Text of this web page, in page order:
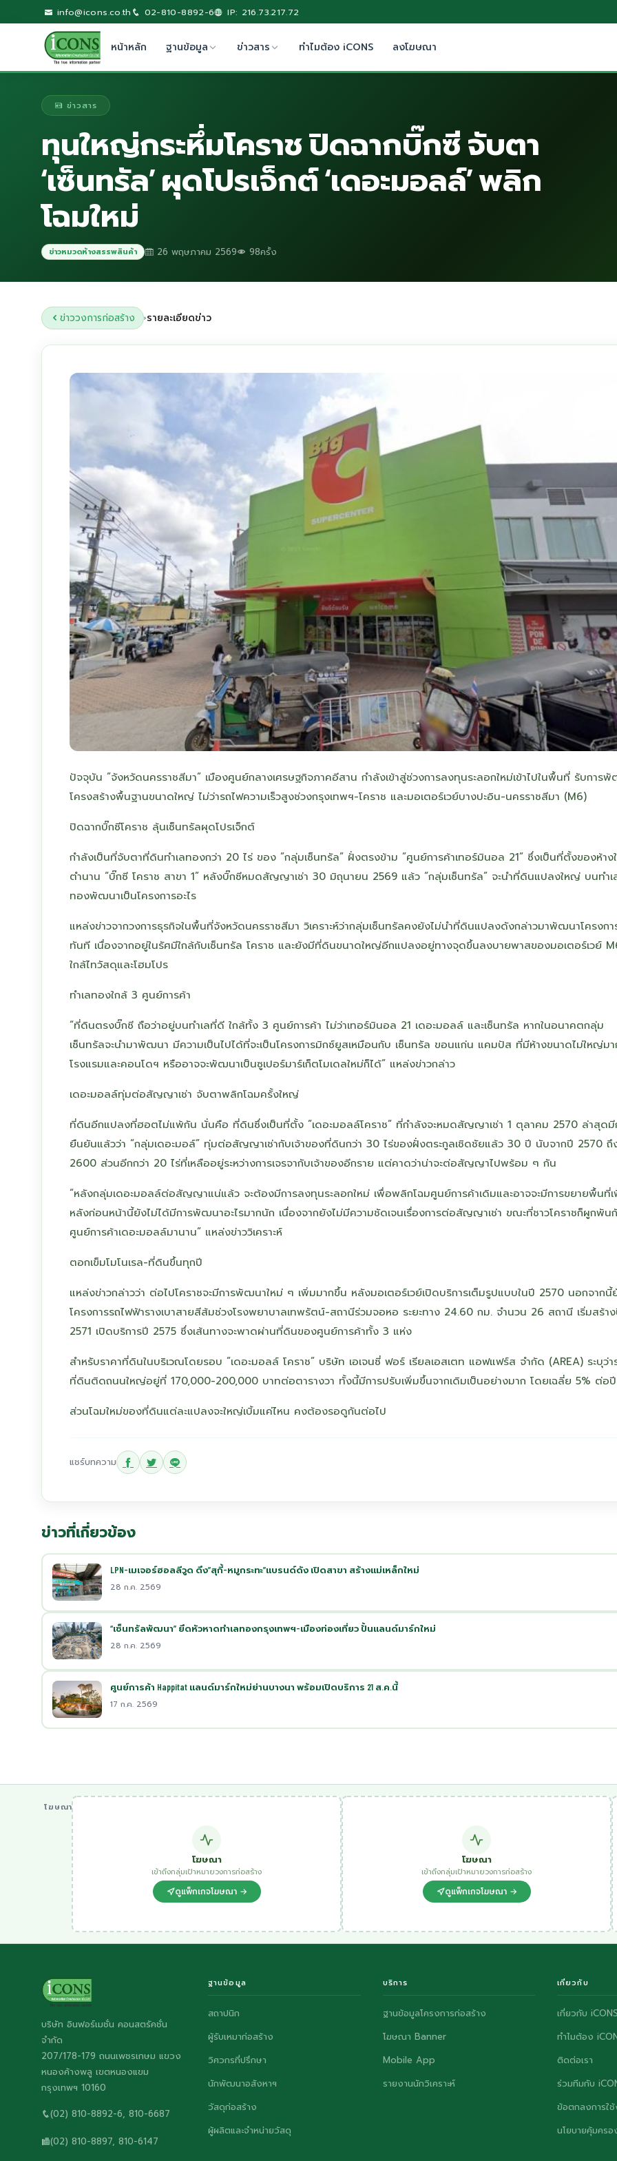
info@icons.co.th 02-810-8892-6 IP: 216.73.217.72
หน้าหลัก ฐานข้อมูล ข่าวสาร ทำไมต้อง iCONS ลงโฆษณา
ข่าวสาร
ทุนใหญ่กระหึ่มโคราช ปิดฉากบิ๊กซี จับตา
‘เซ็นทรัล’ ผุดโปรเจ็กต์ ‘เดอะมอลล์’ พลิก
โฉมใหม่
ข่าวหมวดห้างสรรพสินค้า 26 พฤษภาคม 2569 98ครั้ง
ข่าววงการก่อสร้าง ›รายละเอียดข่าว
ปัจจุบัน ”จังหวัดนครราชสีมา” เมืองศูนย์กลางเศรษฐกิจภาคอีสาน กำลังเข้าสู่ช่วงการลงทุนระลอกใหม่เข้าไปในพื้นที่ รับการ
โครงสร้างพื้นฐานขนาดใหญ่ ไม่ว่ารถไฟความเร็วสูงช่วงกรุงเทพฯ-โคราช และมอเตอร์เวย์บางปะอิน-นครราชสีมา (M6)
ปิดฉากบิ๊กซีโคราช ลุ้นเซ็นทรัลผุดโปรเจ็กต์
กำลังเป็นที่จับตาที่ดินทำเลทองกว่า 20 ไร่ ของ ”กลุ่มเซ็นทรัล” ฝั่งตรงข้าม ”ศูนย์การค้าเทอร์มินอล 21” ซึ่งเป็นที่ตั้งของห้าง
ตำนาน “บิ๊กซี โคราช สาขา 1” หลังบิ๊กซีหมดสัญญาเช่า 30 มิถุนายน 2569 แล้ว “กลุ่มเซ็นทรัล” จะนำที่ดินแปลงใหญ่ บนทำเ
ทองพัฒนาเป็นโครงการอะไร
แหล่งข่าวจากวงการธุรกิจในพื้นที่จังหวัดนครราชสีมา วิเคราะห์ว่ากลุ่มเซ็นทรัลคงยังไม่นำที่ดินแปลงดังกล่าวมาพัฒนาโครงกา
ทันที เนื่องจากอยู่ในรัศมีใกล้กับเซ็นทรัล โคราช และยังมีที่ดินขนาดใหญ่อีกแปลงอยู่ทางจุดขึ้นลงบายพาสของมอเตอร์เวย์
ใกล้ไทวัสดุและโฮมโปร
ทำเลทองใกล้ 3 ศูนย์การค้า
“ที่ดินตรงบิ๊กซี ถือว่าอยู่บนทำเลที่ดี ใกล้ทั้ง 3 ศูนย์การค้า ไม่ว่าเทอร์มินอล 21 เดอะมอลล์ และเซ็นทรัล หากในอนาคตกลุ่ม
เซ็นทรัลจะนำมาพัฒนา มีความเป็นไปได้ที่จะเป็นโครงการมิกซ์ยูสเหมือนกับ เซ็นทรัล ขอนแก่น แคมปัส ที่มีห้างขนาดไม่ใหญ่ม
โรงแรมและคอนโดฯ หรืออาจจะพัฒนาเป็นซูเปอร์มาร์เก็ตโมเดลใหม่ก็ได้” แหล่งข่าวกล่าว
เดอะมอลล์ทุ่มต่อสัญญาเช่า จับตาพลิกโฉมครั้งใหญ่
ที่ดินอีกแปลงที่ฮอตไม่แพ้กัน นั่นคือ ที่ดินซึ่งเป็นที่ตั้ง ”เดอะมอลล์โคราช” ที่กำลังจะหมดสัญญาเช่า 1 ตุลาคม 2570 ล่าสุดมี
ยืนยันแล้วว่า “กลุ่มเดอะมอล์” ทุ่มต่อสัญญาเช่ากับเจ้าของที่ดินกว่า 30 ไร่ของฝั่งตระกูลเชิดชัยแล้ว 30 ปี นับจากปี 2570 ถึ
2600 ส่วนอีกกว่า 20 ไร่ที่เหลืออยู่ระหว่างการเจรจากับเจ้าของอีกราย แต่คาดว่าน่าจะต่อสัญญาไปพร้อม ๆ กัน
“หลังกลุ่มเดอะมอลล์ต่อสัญญาแน่แล้ว จะต้องมีการลงทุนระลอกใหม่ เพื่อพลิกโฉมศูนย์การค้าเดิมและอาจจะมีการขยายพื้นที่
หลังก่อนหน้านี้ยังไม่ได้มีการพัฒนาอะไรมากนัก เนื่องจากยังไม่มีความชัดเจนเรื่องการต่อสัญญาเช่า ขณะที่ชาวโคราชก็ผูกพัน
ศูนย์การค้าเดอะมอลล์มานาน” แหล่งข่าววิเคราะห์
ตอกเข็มโมโนเรล-ที่ดินขึ้นทุกปี
แหล่งข่าวกล่าวว่า ต่อไปโคราชจะมีการพัฒนาใหม่ ๆ เพิ่มมากขึ้น หลังมอเตอร์เวย์เปิดบริการเต็มรูปแบบในปี 2570 นอกจากนี้
โครงการรถไฟฟ้ารางเบาสายสีส้มช่วงโรงพยาบาลเทพรัตน์-สถานีร่วมจอหอ ระยะทาง 24.60 กม. จำนวน 26 สถานี เริ่มสร้า
2571 เปิดบริการปี 2575 ซึ่งเส้นทางจะพาดผ่านที่ดินของศูนย์การค้าทั้ง 3 แห่ง
สำหรับราคาที่ดินในบริเวณโดยรอบ ”เดอะมอลล์ โคราช” บริษัท เอเจนซี่ ฟอร์ เรียลเอสเตท แอฟแฟร์ส จำกัด (AREA) ระบุว่า
ที่ดินติดถนนใหญ่อยู่ที่ 170,000-200,000 บาทต่อตารางวา ทั้งนี้มีการปรับเพิ่มขึ้นจากเดิมเป็นอย่างมาก โดยเฉลี่ย 5% ต่อปี
ส่วนโฉมใหม่ของที่ดินแต่ละแปลงจะใหญ่เบิ้มแค่ไหน คงต้องรอดูกันต่อไป
แชร์บทความ
ข่าวที่เกี่ยวข้อง
LPN-เมเจอร์ฮอลลีวูด ดึง”สุกี้-หมูกระทะ”แบรนด์ดัง เปิดสาขา สร้างแม่เหล็กใหม่
28 ก.ค. 2569
“เซ็นทรัลพัฒนา” ยึดหัวหาดทำเลทองกรุงเทพฯ-เมืองท่องเที่ยว ปั้นแลนด์มาร์กใหม่
28 ก.ค. 2569
ศูนย์การค้า Happitat แลนด์มาร์กใหม่ย่านบางนา พร้อมเปิดบริการ 21 ส.ค.นี้
17 ก.ค. 2569
โฆษณา
โฆษณา
เข้าถึงกลุ่มเป้าหมายวงการก่อสร้าง
ดูแพ็กเกจโฆษณา →
โฆษณา
เข้าถึงกลุ่มเป้าหมายวงการก่อสร้าง
ดูแพ็กเกจโฆษณา →
บริษัท อินฟอร์เมชั่น คอนสตรัคชั่น
จำกัด
207/178-179 ถนนเพชรเกษม แขวง
หนองค้างพลู เขตหนองแขม
กรุงเทพฯ 10160
(02) 810-8892-6, 810-6687
(02) 810-8897, 810-6147
ฐานข้อมูล
สถาปนิก
ผู้รับเหมาก่อสร้าง
วิศวกรที่ปรึกษา
นักพัฒนาอสังหาฯ
วัสดุก่อสร้าง
ผู้ผลิตและจำหน่ายวัสดุ
บริการ
ฐานข้อมูลโครงการก่อสร้าง
โฆษณา Banner
Mobile App
รายงานนักวิเคราะห์
เกี่ยวกับ
เกี่ยวกับ iCONS
ทำไมต้อง
ติดต่อเรา
ร่วมทีมกับ
ข้อตกลงการใช้
นโยบายคุ้มคร